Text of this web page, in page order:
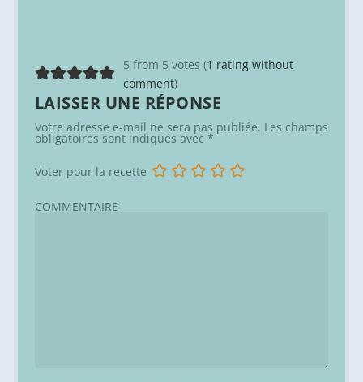
5 from 5 votes (1 rating without
comment)
LAISSER UNE RÉPONSE
Votre adresse e-mail ne sera pas publiée. Les champs
obligatoires sont indiqués avec *
Voter pour la recette
COMMENTAIRE